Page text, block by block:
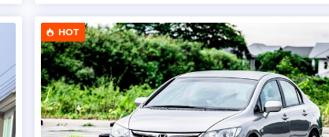
HOT